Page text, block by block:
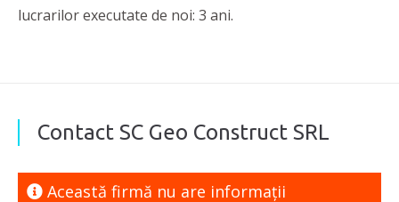
lucrarilor executate de noi: 3 ani.
Contact SC Geo Construct SRL
Această firmă nu are informaţii